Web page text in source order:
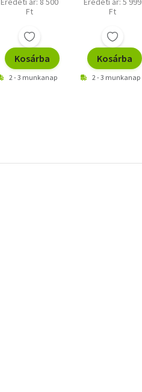
kenyerek
Ft
Kosárba
2 - 3 munkanap
Ft
Kosárba
2 - 3 munkanap